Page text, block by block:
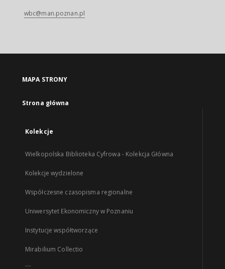
wbc@man.poznan.pl
MAPA STRONY
Strona główna
Kolekcje
Wielkopolska Biblioteka Cyfrowa - Kolekcja Główna
Kolekcje wydzielone
Współczesne czasopisma regionalne
Uniwersytet Ekonomiczny w Poznaniu
Instytucje współtworzące
Mirabilium Collectio
...